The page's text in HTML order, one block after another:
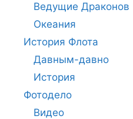
Ведущие Драконов
Океания
История Флота
Давным-давно
История
Фотодело
Видео